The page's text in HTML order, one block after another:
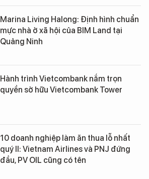
Marina Living Halong: Định hình chuẩn
mực nhà ở xã hội của BIM Land tại
Quảng Ninh
Hành trình Vietcombank nắm trọn
quyền sở hữu Vietcombank Tower
10 doanh nghiệp làm ăn thua lỗ nhất
quý II: Vietnam Airlines và PNJ đứng
đầu, PV OIL cũng có tên